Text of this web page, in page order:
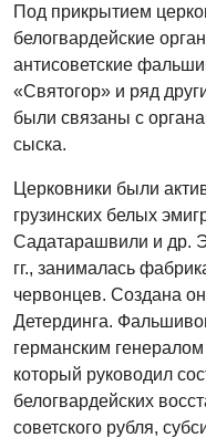
Под прикрытием
белогвардейские
антисоветские
«Святогор» и ряд
были связаны с
сыска.
Церковники были
грузинских белых
Садатарашвили и др.
гг., занималась
червонцев. Создана
Детердинга.
германским
который руководил
белогвардейских
советского рубля,